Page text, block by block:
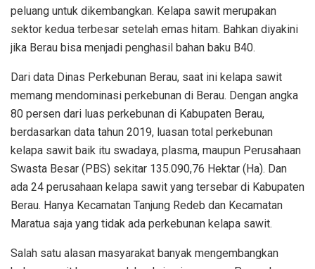
peluang untuk dikembangkan. Kelapa sawit merupakan
sektor kedua terbesar setelah emas hitam. Bahkan diyakini
jika Berau bisa menjadi penghasil bahan baku B40.
Dari data Dinas Perkebunan Berau, saat ini kelapa sawit
memang mendominasi perkebunan di Berau. Dengan angka
80 persen dari luas perkebunan di Kabupaten Berau,
berdasarkan data tahun 2019, luasan total perkebunan
kelapa sawit baik itu swadaya, plasma, maupun Perusahaan
Swasta Besar (PBS) sekitar 135.090,76 Hektar (Ha). Dan
ada 24 perusahaan kelapa sawit yang tersebar di Kabupaten
Berau. Hanya Kecamatan Tanjung Redeb dan Kecamatan
Maratua saja yang tidak ada perkebunan kelapa sawit.
Salah satu alasan masyarakat banyak mengembangkan